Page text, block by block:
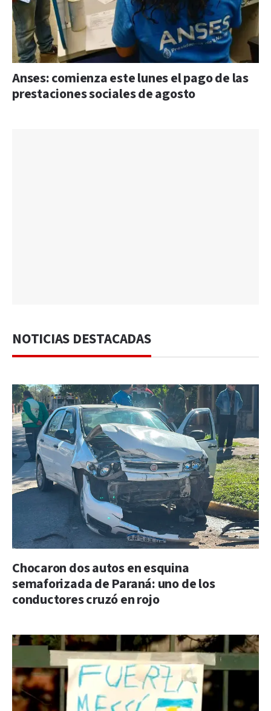
Anses: comienza este lunes el pago de las
prestaciones sociales de agosto
NOTICIAS DESTACADAS
Chocaron dos autos en esquina
semaforizada de Paraná: uno de los
conductores cruzó en rojo